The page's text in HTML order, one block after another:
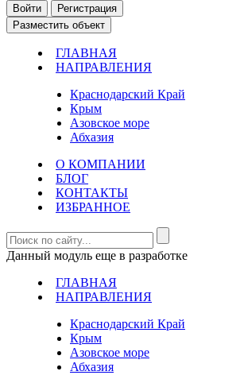
Войти
Регистрация
Разместить объект
ГЛАВНАЯ
НАПРАВЛЕНИЯ
Краснодарский Край
Крым
Азовское море
Абхазия
О КОМПАНИИ
БЛОГ
КОНТАКТЫ
ИЗБРАННОЕ
Данный модуль еще в разработке
ГЛАВНАЯ
НАПРАВЛЕНИЯ
Краснодарский Край
Крым
Азовское море
Абхазия